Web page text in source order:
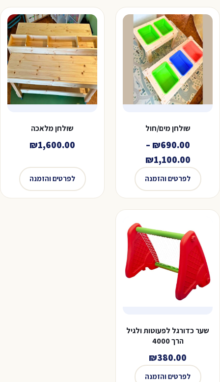
שולחן מים/חול
₪690.00
–
₪1,100.00
מחירים: לפרטים והזמנה
שולחן מלאכה
₪1,600.00
לפרטים והזמנה
שער כדורגל לפעוטות ולגיל
הרך 4000
₪380.00
לפרטים והזמנה